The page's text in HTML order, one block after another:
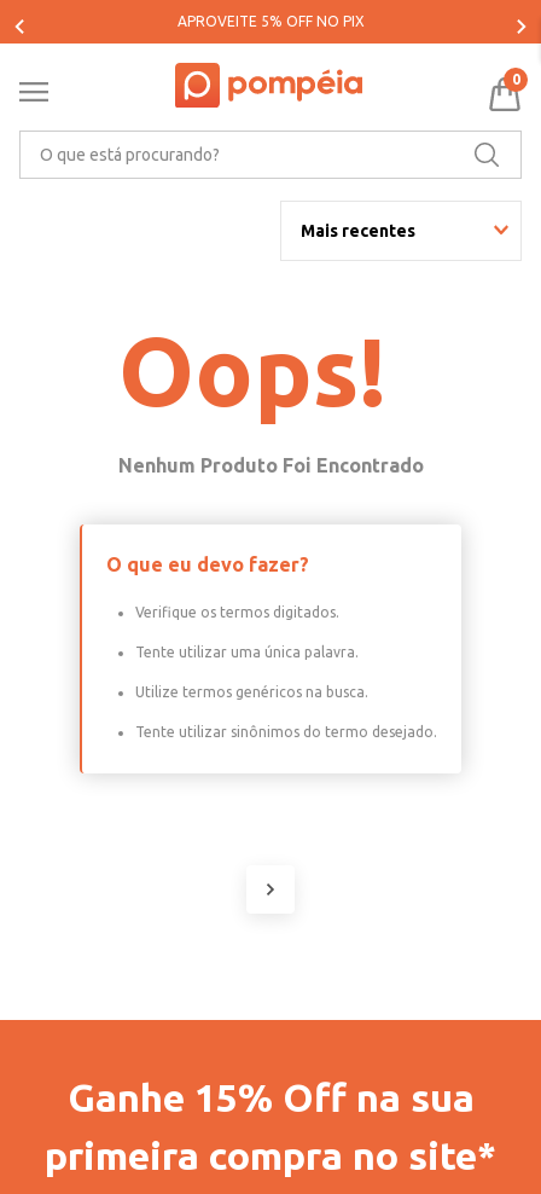
APROVEITE 5% OFF NO PIX
0
Mais recentes
Oops!
O que eu devo fazer?
Verifique os termos digitados.
Tente utilizar uma única palavra.
Utilize termos genéricos na busca.
Tente utilizar sinônimos do termo desejado.
Ganhe 15% Off na sua
primeira compra no site*